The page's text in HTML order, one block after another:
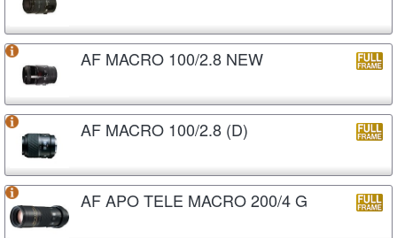
AF MACRO 100/2.8 NEW
AF MACRO 100/2.8 (D)
AF APO TELE MACRO 200/4 G